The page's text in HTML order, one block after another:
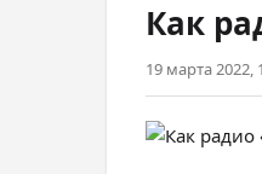
Как
19 марта 2022,